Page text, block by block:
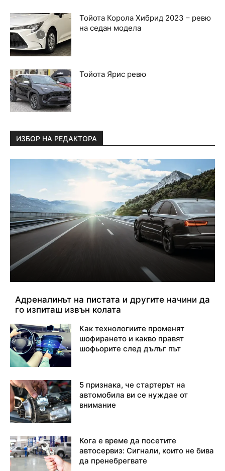
Тойота Корола Хибрид 2023 – ревю
на седан модела
Тойота Ярис ревю
ИЗБОР НА РЕДАКТОРА
Адреналинът на пистата и другите начини да
го изпиташ извън колата
Как технологиите променят
шофирането и какво правят
шофьорите след дълъг път
5 признака, че стартерът на
автомобила ви се нуждае от
внимание
Кога е време да посетите
автосервиз: Сигнали, които не бива
да пренебрегвате